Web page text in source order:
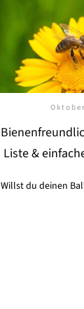
Liste &
Willst du deinen